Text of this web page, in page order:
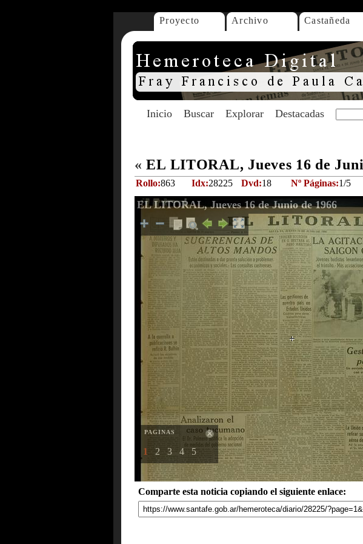
Proyecto Archivo Castañeda
Inicio Buscar Explorar Destacadas
« EL LITORAL, Jueves 16 de
Rollo:863 Idx:28225 Dvd:18 Nº Páginas:1/5
EL LITORAL, Jueves 16 de Junio de 1966
PAGINAS
1 2 3 4 5
Comparte esta noticia copiando el siguiente enlace: